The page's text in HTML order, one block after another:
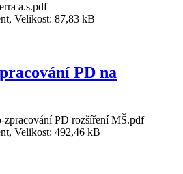
a.s.pdf
Velikost: 87,83 kB
PD na
zpracování PD rozšíření MŠ.pdf
Velikost: 492,46 kB